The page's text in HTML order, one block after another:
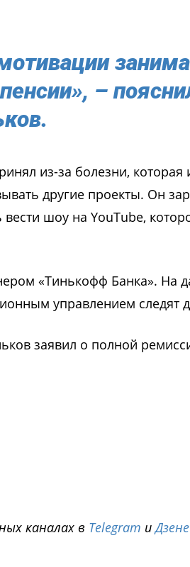
–
из-за болезни, которая
другие проекты. Он
шоу на YouTube,
«Тинькофф Банка». На
управлением следят
заявил о полной
каналах в Telegram иДзене